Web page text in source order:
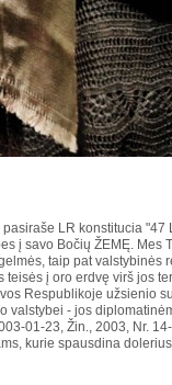
LR konstitucia
į savo Bočių ŽEMĘ. Mes
taip pat valstybinės
teisės į oro erdvę virš jos
Respublikoje užsienio
valstybei - jos
01-23, Žin., 2003, Nr.
kurie spausdina